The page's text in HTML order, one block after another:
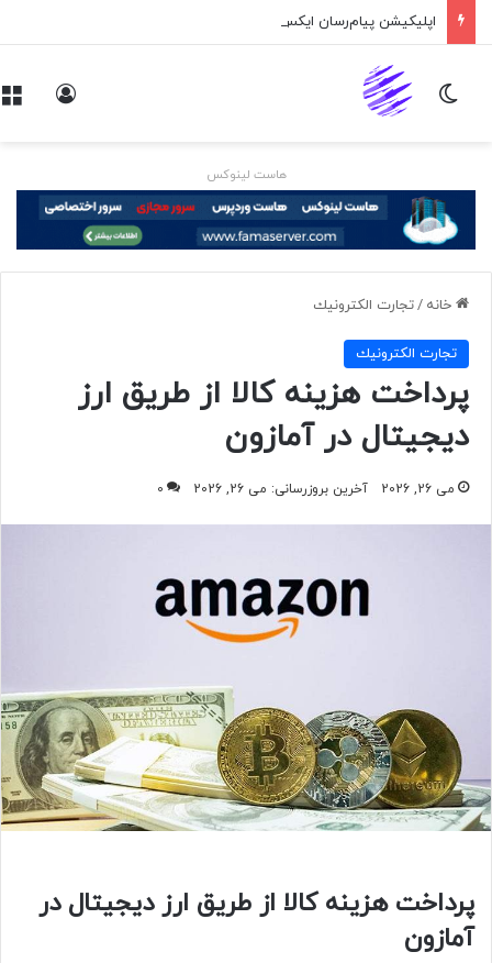
اپلیکیشن پیام‌رسان ایکس در راه است
تغییر پوسته
هاست لینوکس
خانه /تجارت الكترونيك
تجارت الكترونيك
پرداخت هزینه کالا از طریق ارز
دیجیتال در آمازون
می 26, 2026 آخرین بروزرسانی: می 26, 2026 0
پرداخت هزینه کالا از طریق ارز دیجیتال در
آمازون